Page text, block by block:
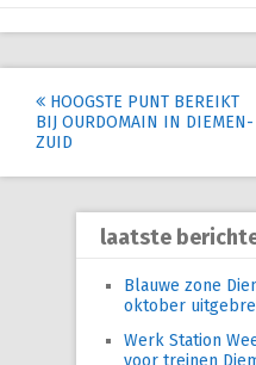
Post
navigation
HOOGSTE PUNT BEREIKT
BIJ OURDOMAIN IN DIEMEN-
ZUID
laatste
Blauwe zone
oktober
Werk Station
voor treinen